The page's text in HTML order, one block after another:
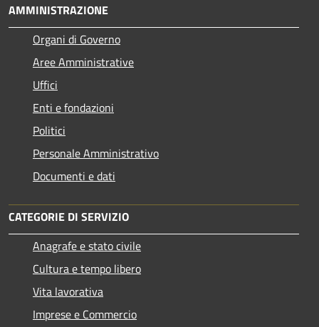
AMMINISTRAZIONE
Organi di Governo
Aree Amministrative
Uffici
Enti e fondazioni
Politici
Personale Amministrativo
Documenti e dati
CATEGORIE DI SERVIZIO
Anagrafe e stato civile
Cultura e tempo libero
Vita lavorativa
Imprese e Commercio